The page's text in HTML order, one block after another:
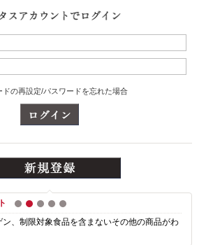
ドの再設定/パスワードを忘れた場合
1 2 3 4
ン、制限対象食品を含まないその他の商品がわ